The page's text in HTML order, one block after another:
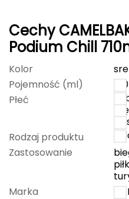
Gumbies
H
HAGLÖFS
HMS
HMS PREMIUM
Haago
Hanwag
Cechy
Podium Chill
Kolor
Pojemność (ml)
710
Płeć
Rodzaj produktu
Zastosowanie
Marka